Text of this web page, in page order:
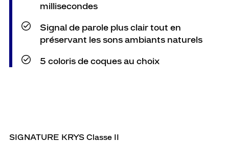
millisecondes
Signal de parole plus clair tout en
préservant les sons ambiants naturels
5 coloris de coques au choix
SIGNATURE KRYS Classe II